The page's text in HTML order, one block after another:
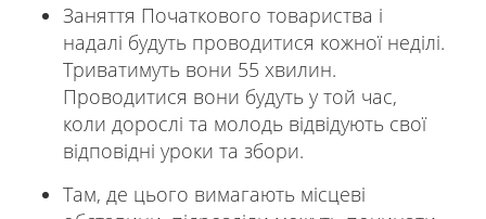
Заняття Початкового товариства і
надалі будуть проводитися кожної неділі.
Триватимуть вони 55 хвилин.
Проводитися вони будуть у той час,
коли дорослі та молодь відвідують свої
відповідні уроки та збори.
Там, де цього вимагають місцеві